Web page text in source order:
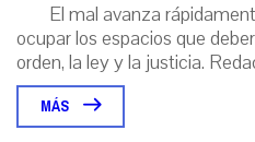
El mal avanza
ocupar los espacios que
orden, la ley y la justicia.
MÁS